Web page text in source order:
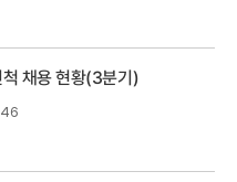
채용 현황(3분기)
46